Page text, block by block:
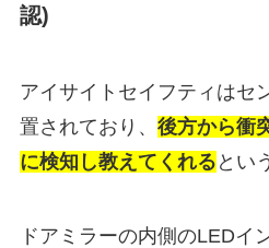
認)
アイサイトセイフティはセ
置されており、 後方から衝
に検知し教えてくれる とい
ドアミラーの内側のLEDイ